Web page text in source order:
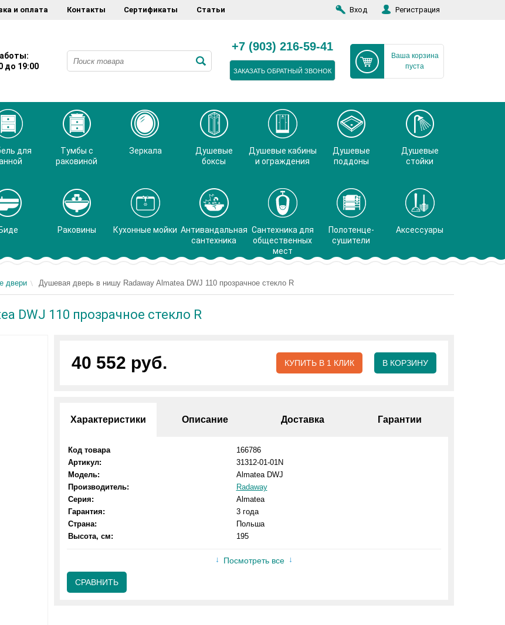
и оплата Контакты Сертификаты Статьи Вход Регистрация
до 19:00
+7 (903) 216-59-41
ЗАКАЗАТЬ ОБРАТНЫЙ ЗВОНОК
Ваша корзина
пуста
для
Тумбы с
раковиной
Зеркала
Душевые
боксы
Душевые кабины
и ограждения
Душевые
поддоны
Душевые
стойки
Биде Раковины Кухонные мойки Антивандальная
сантехника
Сантехника для
общественных
мест
Полотенце-
сушители
Аксессуары
двери Душевая дверь в нишу Radaway Almatea DWJ 110 прозрачное стекло R
DWJ 110 прозрачное стекло R
40 552 руб. КУПИТЬ В 1 КЛИК В КОРЗИНУ
Характеристики Описание Доставка Гарантии
Код товара
166786
Артикул:
31312-01-01N
Модель:
Almatea DWJ
Производитель:
Radaway
Серия:
Almatea
Гарантия:
3 года
Страна:
Польша
Высота, см:
195
Посмотреть все
СРАВНИТЬ